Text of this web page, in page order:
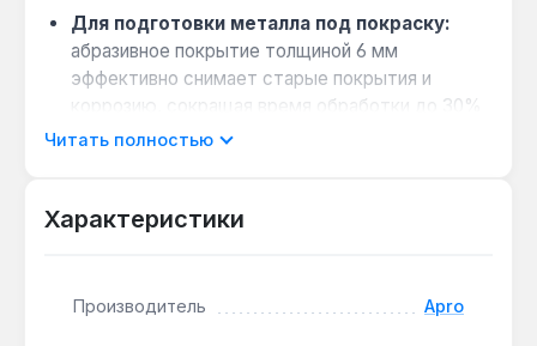
Для подготовки металла под покраску:
абразивное покрытие толщиной 6 мм
эффективно снимает старые покрытия и
коррозию, сокращая время обработки до 30%
по сравнению с ручной зачисткой.
болгарок с резьбой M14 — установка занимает
Оптовая упаковка для мастеров: 5 дисков в
Читать полностью
Характеристики
Производитель Apro